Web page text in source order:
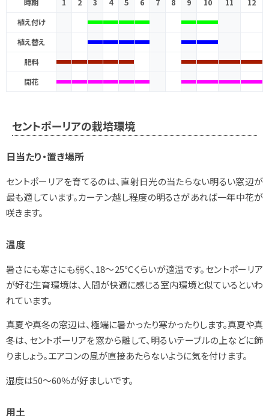
時期 1 2 3 4 5 6 7 8 9 10 11
12
植え付け
植え替え
肥料
開花
セントポーリアの栽培環境
日当たり・置き場所
セントポーリアを育てるのは、直射日光の当たらない明るい窓辺が
最も適しています。カーテン越し程度の明るさがあれば一年中花が
咲きます。
温度
暑さにも寒さにも弱く、18～25℃くらいが適温です。セントポーリア
が好む生育環境は、人間が快適に感じる室内環境と似ているといわ
れています。
真夏や真冬の窓辺は、極端に暑かったり寒かったりします。真夏や真
冬は、セントポーリアを窓から離して、明るいテーブルの上などに飾
りましょう。エアコンの風が直接あたらないように気を付けます。
湿度は50～60％が好ましいです。
用土